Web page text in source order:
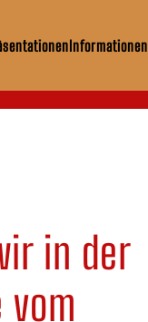
Informationen
in der